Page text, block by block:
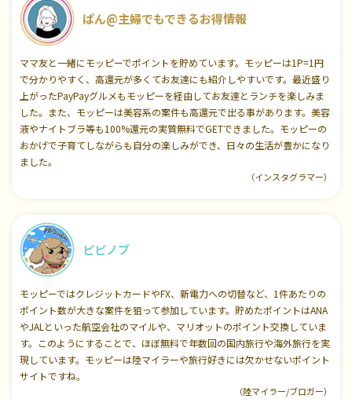
ぱん@主婦でもできるお得情報
ママ友と一緒にモッピーでポイントを貯めています。モッピーは1P=1円
で分かりやすく、高還元が多くてお友達にも紹介しやすいです。最近盛り
上がったPayPayグルメもモッピーを経由してお友達とランチを楽しみま
した。また、モッピーは美容系の案件も高還元で出る事があります。美容
液やナイトブラ等も100%還元の実質無料でGETできました。モッピーの
おかげで子育てしながらも自分の楽しみができ、日々の生活が豊かになり
ました。
（インスタグラマー）
ピピノブ
モッピーではクレジットカードやFX、新電力への切替など、1件あたりの
ポイント数が大きな案件を狙って参加しています。貯めたポイントはANA
やJALといった航空会社のマイルや、マリオットのポイント交換していま
す。このようにすることで、ほぼ無料で年数回の国内旅行や海外旅行を実
現しています。モッピーは陸マイラーや旅行好きには欠かせないポイント
サイトですね。
（陸マイラー/ブロガー）